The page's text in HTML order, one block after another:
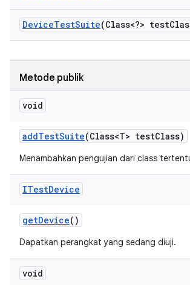
DeviceTestSuite(Class<?> test
Metode publik
void
addTestSuite(Class<T> testClass)
Menambahkan pengujian dari class
ITestDevice
getDevice()
Dapatkan perangkat yang sedang diuji.
void